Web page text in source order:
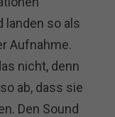
landen so als
Aufnahme.
nicht, denn
ab, dass sie
Den Sound